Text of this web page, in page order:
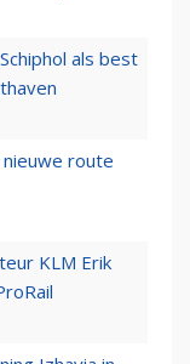
als best
route
KLM Erik